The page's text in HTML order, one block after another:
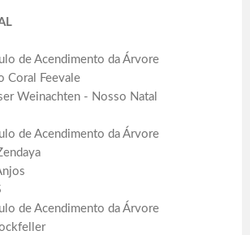
de Acendimento da Árvore
Coral Feevale
Weinachten - Nosso Natal
de Acendimento da Árvore
de Acendimento da Árvore